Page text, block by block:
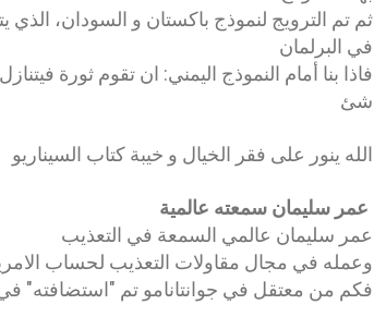
ثم تم الترويج لنموذج باكستان و السودان، الذي
في البرلمان
فاذا بنا أمام النموذج اليمني: ان تقوم ثورة
شئ
الله ينور على فقر الخيال و خيبة كتاب السيناريو
عمر سليمان سمعته عالمية
عمر سليمان عالمي السمعة في التعذيب
وعمله في مجال مقاولات التعذيب لحساب
فكم من معتقل في جوانتانامو تم "استضافته"